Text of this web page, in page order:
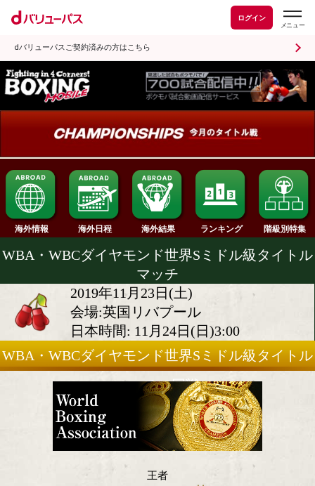
ログイン
dバリューパスご契約済みの方はこちら
海外結果
WBA・WBCダイヤモンド世界Sミドル
マッチ
2019年11月23日(土)
会場:英国リバプール
日本時間: 11月24日(日)3:00
WBA・WBCダイヤモンド世界Sミドル